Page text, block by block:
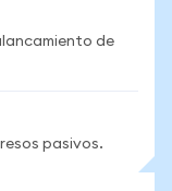
de
pasivos.